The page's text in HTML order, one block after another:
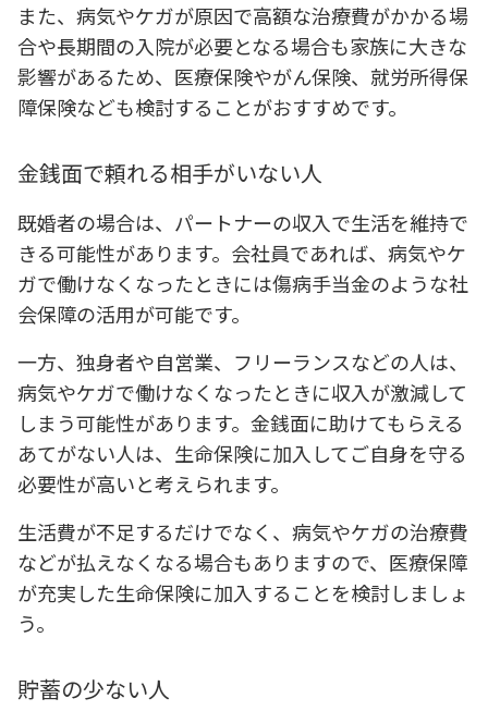
また、病気やケガが原因で高額な治療費がかかる場
合や長期間の入院が必要となる場合も家族に大きな
影響があるため、医療保険やがん保険、就労所得保
障保険なども検討することがおすすめです。
金銭面で頼れる相手がいない人
既婚者の場合は、パートナーの収入で生活を維持で
きる可能性があります。会社員であれば、病気やケ
ガで働けなくなったときには傷病手当金のような社
会保障の活用が可能です。
一方、独身者や自営業、フリーランスなどの人は、
病気やケガで働けなくなったときに収入が激減して
しまう可能性があります。金銭面に助けてもらえる
あてがない人は、生命保険に加入してご自身を守る
必要性が高いと考えられます。
生活費が不足するだけでなく、病気やケガの治療費
などが払えなくなる場合もありますので、医療保障
が充実した生命保険に加入することを検討しましょ
う。
貯蓄の少ない人